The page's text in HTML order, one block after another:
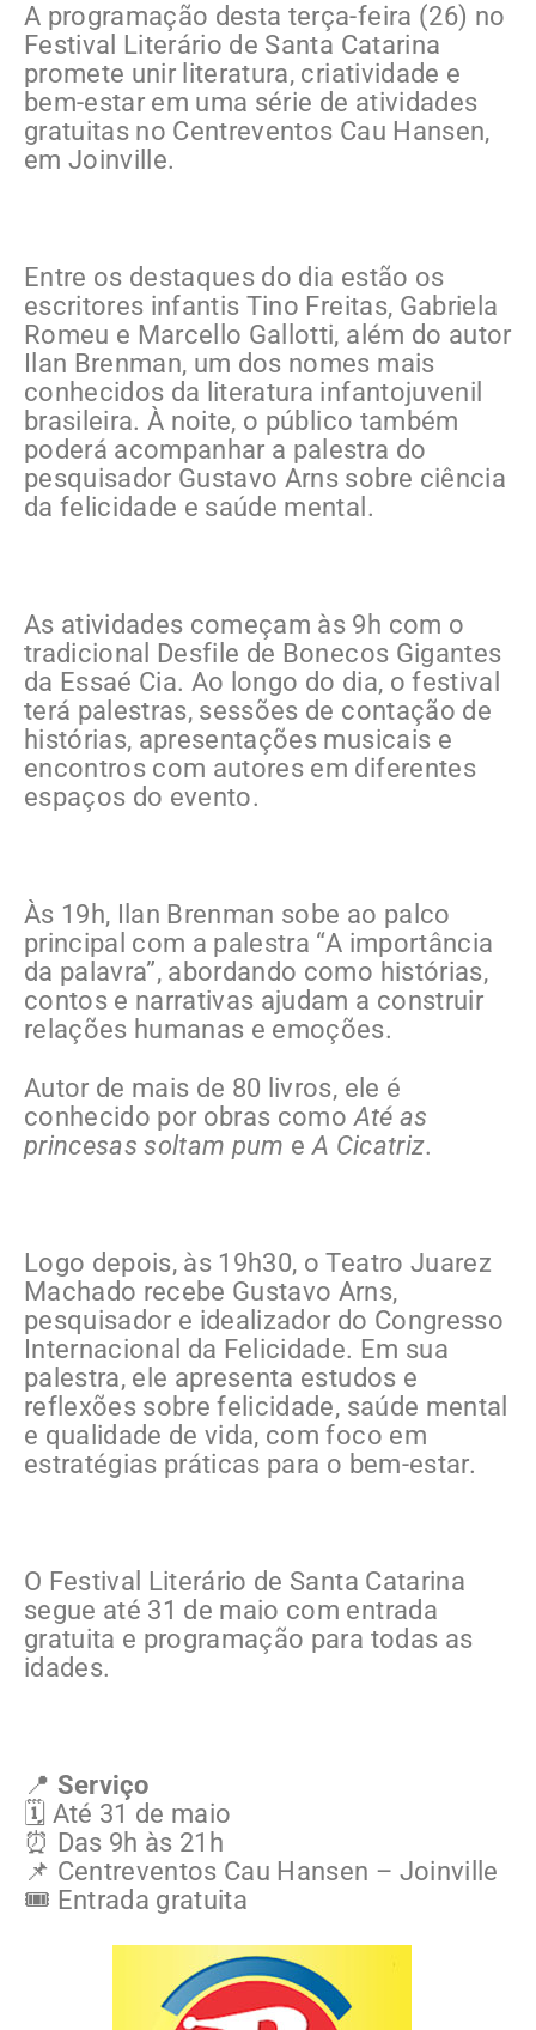
A programação desta terça-feira (26) no
Festival Literário de Santa Catarina
promete unir literatura, criatividade e
bem-estar em uma série de atividades
gratuitas no Centreventos Cau Hansen,
em Joinville.
Entre os destaques do dia estão os
escritores infantis Tino Freitas, Gabriela
Romeu e Marcello Gallotti, além do autor
Ilan Brenman, um dos nomes mais
conhecidos da literatura infantojuvenil
brasileira. À noite, o público também
poderá acompanhar a palestra do
pesquisador Gustavo Arns sobre ciência
da felicidade e saúde mental.
As atividades começam às 9h com o
tradicional Desfile de Bonecos Gigantes
da Essaé Cia. Ao longo do dia, o festival
terá palestras, sessões de contação de
histórias, apresentações musicais e
encontros com autores em diferentes
espaços do evento.
Às 19h, Ilan Brenman sobe ao palco
principal com a palestra “A importância
da palavra”, abordando como histórias,
contos e narrativas ajudam a construir
relações humanas e emoções.
Autor de mais de 80 livros, ele é
conhecido por obras comoAté as
princesas soltam pum eA Cicatriz.
Logo depois, às 19h30, o Teatro Juarez
Machado recebe Gustavo Arns,
pesquisador e idealizador do Congresso
Internacional da Felicidade. Em sua
palestra, ele apresenta estudos e
reflexões sobre felicidade, saúde mental
e qualidade de vida, com foco em
estratégias práticas para o bem-estar.
O Festival Literário de Santa Catarina
segue até 31 de maio com entrada
gratuita e programação para todas as
idades.
📍 Serviço
🗓️ Até 31 de maio
⏰ Das 9h às 21h
📌 Centreventos Cau Hansen – Joinville
🎟️ Entrada gratuita